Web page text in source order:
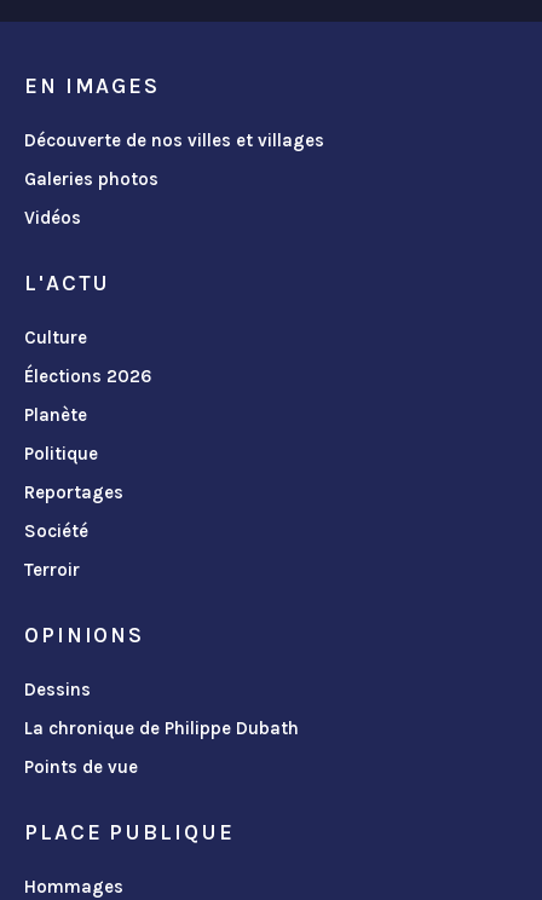
EN IMAGES
Découverte de nos villes et villages
Galeries photos
Vidéos
L'ACTU
Culture
Élections 2026
Planète
Politique
Reportages
Société
Terroir
OPINIONS
Dessins
La chronique de Philippe Dubath
Points de vue
PLACE PUBLIQUE
Hommages